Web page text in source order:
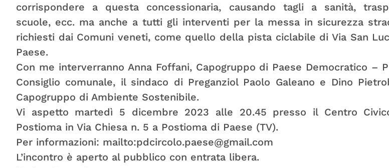
corrispondere a questa concessionaria, causando tagli a sanità,
scuole, ecc. ma anche a tutti gli interventi per la messa in sicurezza
richiesti dai Comuni veneti, come quello della pista ciclabile di Via San
Paese.
Con me interverranno Anna Foffani, Capogruppo di Paese Democratico –
Consiglio comunale, il sindaco di Preganziol Paolo Galeano e Dino
Capogruppo di Ambiente Sostenibile.
Vi aspetto martedì 5 dicembre 2023 alle 20.45 presso il Centro
Postioma in Via Chiesa n. 5 a Postioma di Paese (TV).
Per informazioni: mailto:pdcircolo.paese@gmail.com
L’incontro è aperto al pubblico con entrata libera.